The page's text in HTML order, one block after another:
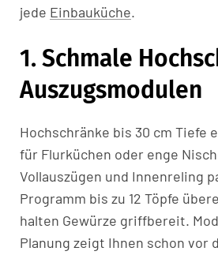
jede Einbauküche.
1. Schmale
Auszugsmodulen
Hochschränke bis 30 cm Tiefe
für Flurküchen oder enge
Vollauszügen und Innenreling
Programm bis zu 12 Töpfe
halten Gewürze griffbereit.
Planung zeigt Ihnen schon vor